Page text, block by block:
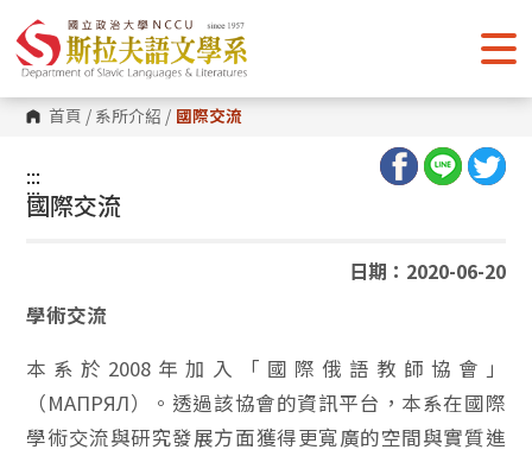
到
主
要
內
容
區 首頁 / 系所介紹 / 國際交流
:::
:::
國際交流
日期：2020-06-20
學術交流
本系於2008年加入「國際俄語教師協會」
（МАПРЯЛ）。透過該協會的資訊平台，本系在國際
學術交流與研究發展方面獲得更寬廣的空間與實質進